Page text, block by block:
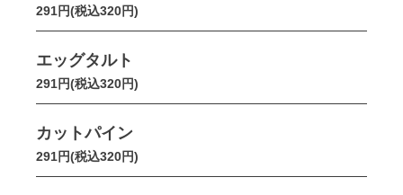
291円(税込320円)
エッグタルト
291円(税込320円)
カットパイン
291円(税込320円)